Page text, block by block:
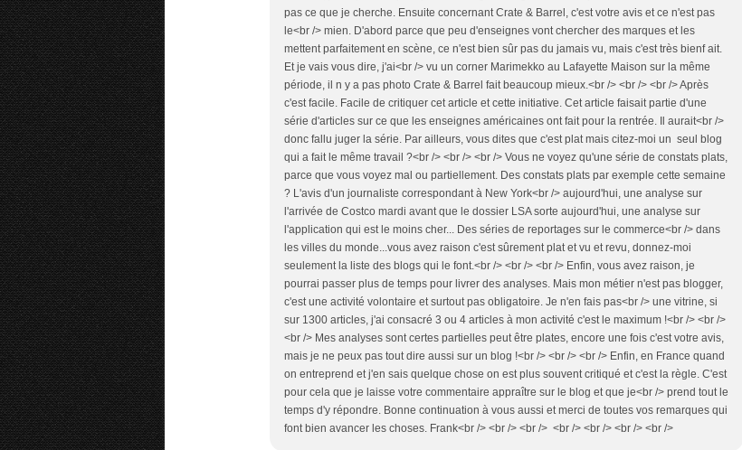
pas ce que je cherche. Ensuite concernant Crate & Barrel, c'est votre avis et ce n'est pas
le<br /> mien. D'abord parce que peu d'enseignes vont chercher des marques et les
mettent parfaitement en scène, ce n'est bien sûr pas du jamais vu, mais c'est très bienf ait.
Et je vais vous dire, j'ai<br /> vu un corner Marimekko au Lafayette Maison sur la même
période, il n y a pas photo Crate & Barrel fait beaucoup mieux.<br /> <br /> <br /> Après
c'est facile. Facile de critiquer cet article et cette initiative. Cet article faisait partie d'une
série d'articles sur ce que les enseignes américaines ont fait pour la rentrée. Il aurait<br />
donc fallu juger la série. Par ailleurs, vous dites que c'est plat mais citez-moi un seul blog
qui a fait le même travail ?<br /> <br /> <br /> Vous ne voyez qu'une série de constats plats,
parce que vous voyez mal ou partiellement. Des constats plats par exemple cette semaine
? L'avis d'un journaliste correspondant à New York<br /> aujourd'hui, une analyse sur
l'arrivée de Costco mardi avant que le dossier LSA sorte aujourd'hui, une analyse sur
l'application qui est le moins cher... Des séries de reportages sur le commerce<br /> dans
les villes du monde...vous avez raison c'est sûrement plat et vu et revu, donnez-moi
seulement la liste des blogs qui le font.<br /> <br /> <br /> Enfin, vous avez raison, je
pourrai passer plus de temps pour livrer des analyses. Mais mon métier n'est pas blogger,
c'est une activité volontaire et surtout pas obligatoire. Je n'en fais pas<br /> une vitrine, si
sur 1300 articles, j'ai consacré 3 ou 4 articles à mon activité c'est le maximum !<br /> <br />
<br /> Mes analyses sont certes partielles peut être plates, encore une fois c'est votre avis,
mais je ne peux pas tout dire aussi sur un blog !<br /> <br /> <br /> Enfin, en France quand
on entreprend et j'en sais quelque chose on est plus souvent critiqué et c'est la règle. C'est
pour cela que je laisse votre commentaire appraître sur le blog et que je<br /> prend tout le
temps d'y répondre. Bonne continuation à vous aussi et merci de toutes vos remarques qui
font bien avancer les choses. Frank<br /> <br /> <br /> <br /> <br /> <br /> <br />